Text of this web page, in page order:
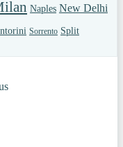
Naples New Delhi
Sorrento Split